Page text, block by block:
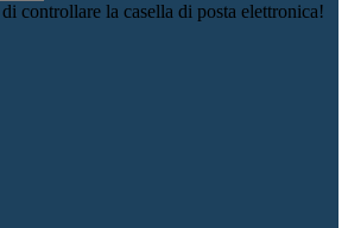
controllare la casella di posta elettronica!